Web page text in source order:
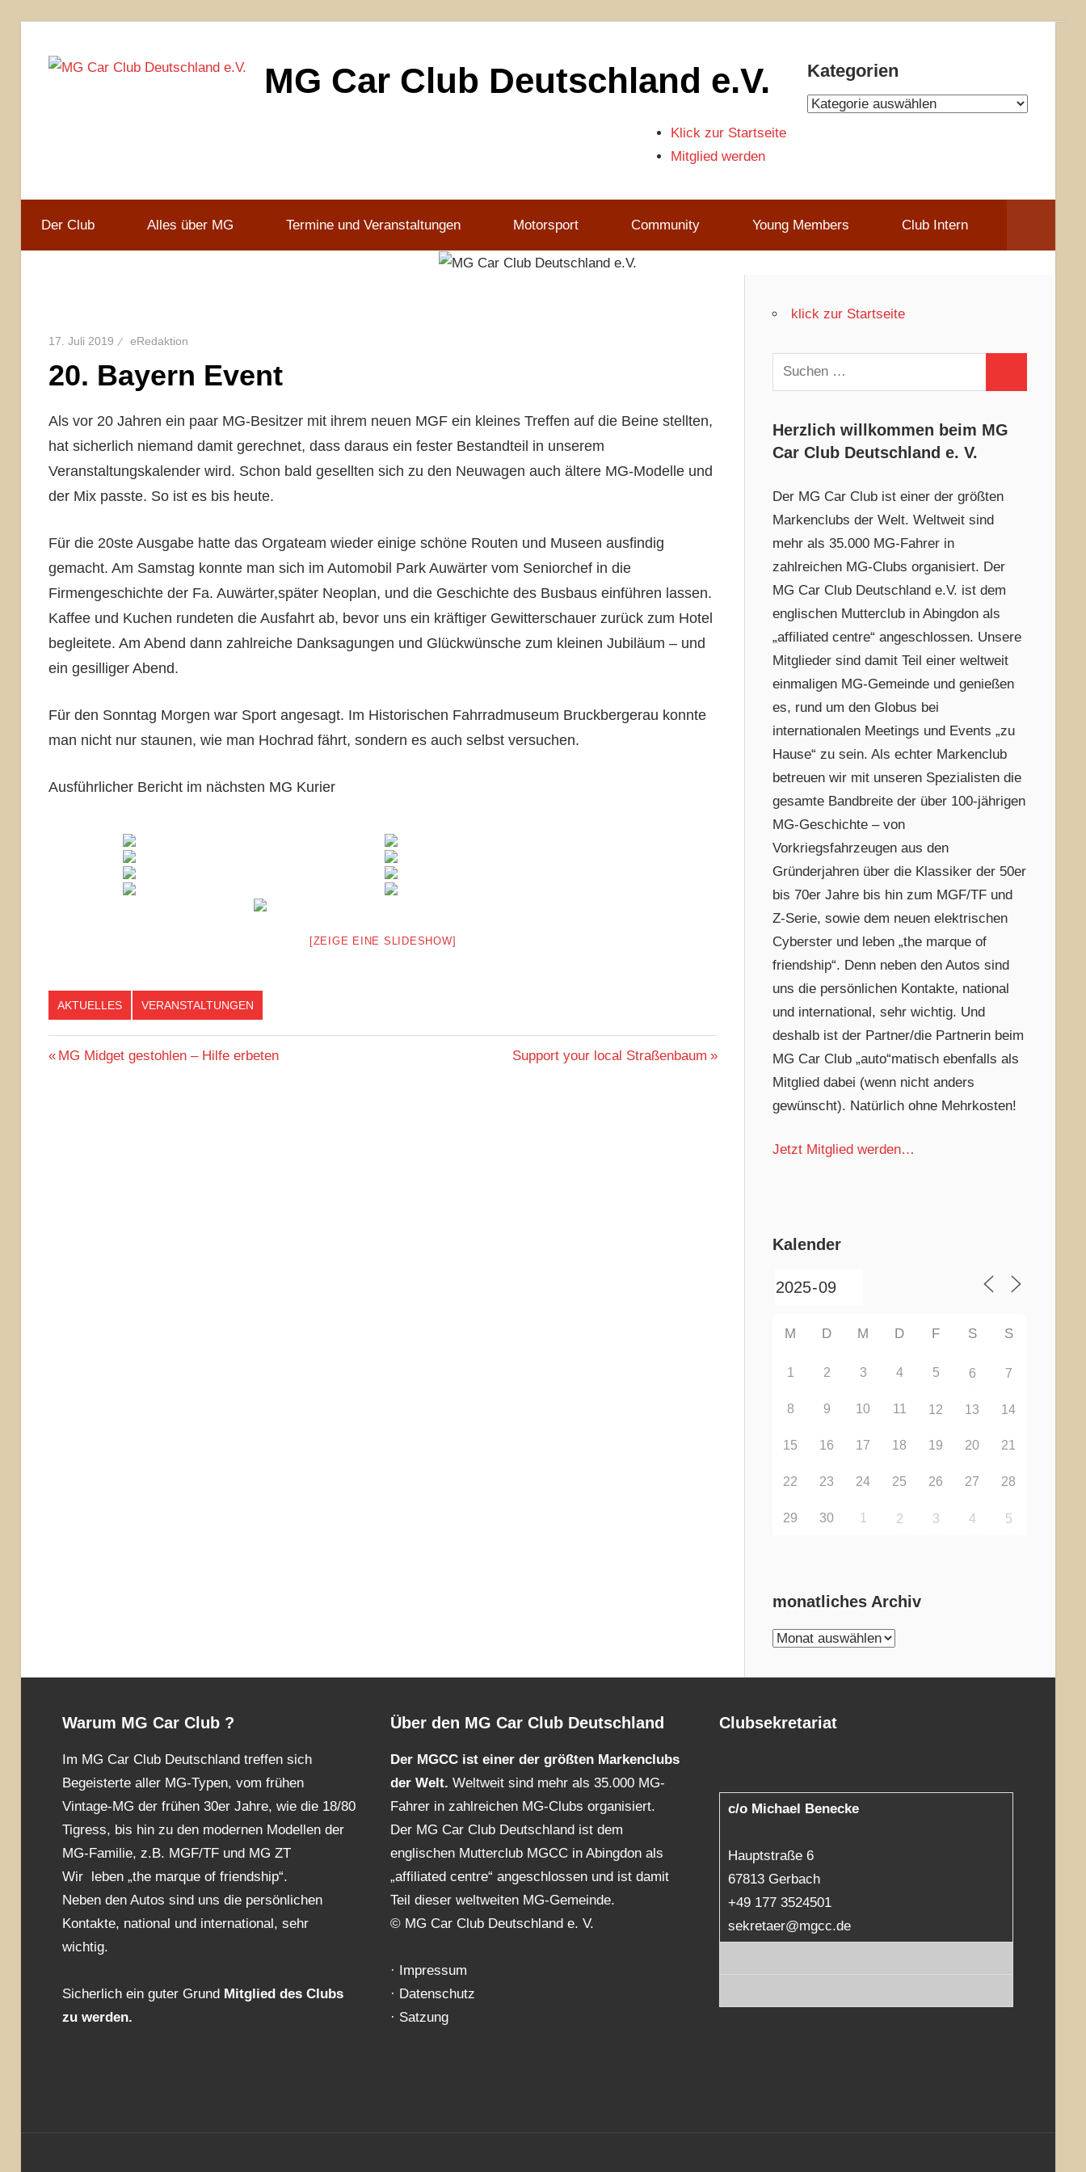
Inhalt
MG Car Club Deutschland e.V. Kategorien
Kategorien
Klick zur Startseite
Mitglied werden
Der Club Alles über MG Termine und Veranstaltungen Motorsport Community Young Members Club Intern
17. Juli 2019 eRedaktion
20. Bayern Event
Als vor 20 Jahren ein paar MG-Besitzer mit ihrem neuen MGF ein kleines Treffen auf die Beine stellten,
hat sicherlich niemand damit gerechnet, dass daraus ein fester Bestandteil in unserem
Veranstaltungskalender wird. Schon bald gesellten sich zu den Neuwagen auch ältere MG-Modelle und
der Mix passte. So ist es bis heute.
Für die 20ste Ausgabe hatte das Orgateam wieder einige schöne Routen und Museen ausfindig
gemacht. Am Samstag konnte man sich im Automobil Park Auwärter vom Seniorchef in die
Firmengeschichte der Fa. Auwärter,später Neoplan, und die Geschichte des Busbaus einführen lassen.
Kaffee und Kuchen rundeten die Ausfahrt ab, bevor uns ein kräftiger Gewitterschauer zurück zum Hotel
begleitete. Am Abend dann zahlreiche Danksagungen und Glückwünsche zum kleinen Jubiläum – und
ein gesilliger Abend.
Für den Sonntag Morgen war Sport angesagt. Im Historischen Fahrradmuseum Bruckbergerau konnte
man nicht nur staunen, wie man Hochrad fährt, sondern es auch selbst versuchen.
Ausführlicher Bericht im nächsten MG Kurier
[ZEIGE EINE SLIDESHOW]
AKTUELLES VERANSTALTUNGEN
Beitragsnavigation
Vorheriger
MG Midget gestohlen – Hilfe erbeten
Nächster
Support your local Straßenbaum
klick zur Startseite
Suchen
nach:
Herzlich willkommen beim MG
Car Club Deutschland e. V.
Der MG Car Club ist einer der größten
Markenclubs der Welt. Weltweit sind
mehr als 35.000 MG-Fahrer in
zahlreichen MG-Clubs organisiert. Der
MG Car Club Deutschland e.V. ist dem
englischen Mutterclub in Abingdon als
„affiliated centre“ angeschlossen. Unsere
Mitglieder sind damit Teil einer weltweit
einmaligen MG-Gemeinde und genießen
es, rund um den Globus bei
internationalen Meetings und Events „zu
Hause“ zu sein. Als echter Markenclub
betreuen wir mit unseren Spezialisten die
gesamte Bandbreite der über 100-jährigen
MG-Geschichte – von
Vorkriegsfahrzeugen aus den
Gründerjahren über die Klassiker der 50er
bis 70er Jahre bis hin zum MGF/TF und
Z-Serie, sowie dem neuen elektrischen
Cyberster und leben „the marque of
friendship“. Denn neben den Autos sind
uns die persönlichen Kontakte, national
und international, sehr wichtig. Und
deshalb ist der Partner/die Partnerin beim
MG Car Club „auto“matisch ebenfalls als
Mitglied dabei (wenn nicht anders
gewünscht). Natürlich ohne Mehrkosten!
Jetzt Mitglied werden…
Kalender
M D M D F S S
1 2 3 4 5 6 7
8 9 10 11 12 13 14
15 16 17 18 19 20 21
22 23 24 25 26 27 28
29 30 1 2 3 4 5
monatliches Archiv
monatliches
Warum MG Car Club ?
Im MG Car Club Deutschland treffen sich
Begeisterte aller MG-Typen, vom frühen
Vintage-MG der frühen 30er Jahre, wie die 18/80
Tigress, bis hin zu den modernen Modellen der
MG-Familie, z.B. MGF/TF und MG ZT
Wir leben „the marque of friendship“.
Neben den Autos sind uns die persönlichen
Kontakte, national und international, sehr
wichtig.
Sicherlich ein guter Grund Mitglied des Clubs
zu werden.
Über den MG Car Club Deutschland
Der MGCC ist einer der größten Markenclubs
der Welt.Weltweit sind mehr als 35.000 MG-
Fahrer in zahlreichen MG-Clubs organisiert.
Der MG Car Club Deutschland ist dem
englischen Mutterclub MGCC in Abingdon als
„affiliated centre“ angeschlossen und ist damit
Teil dieser weltweiten MG-Gemeinde.
© MG Car Club Deutschland e. V.
· Impressum
· Datenschutz
· Satzung
Clubsekretariat
c/o Michael Benecke
Hauptstraße 6
67813 Gerbach
+49 177 3524501
sekretaer@mgcc.de